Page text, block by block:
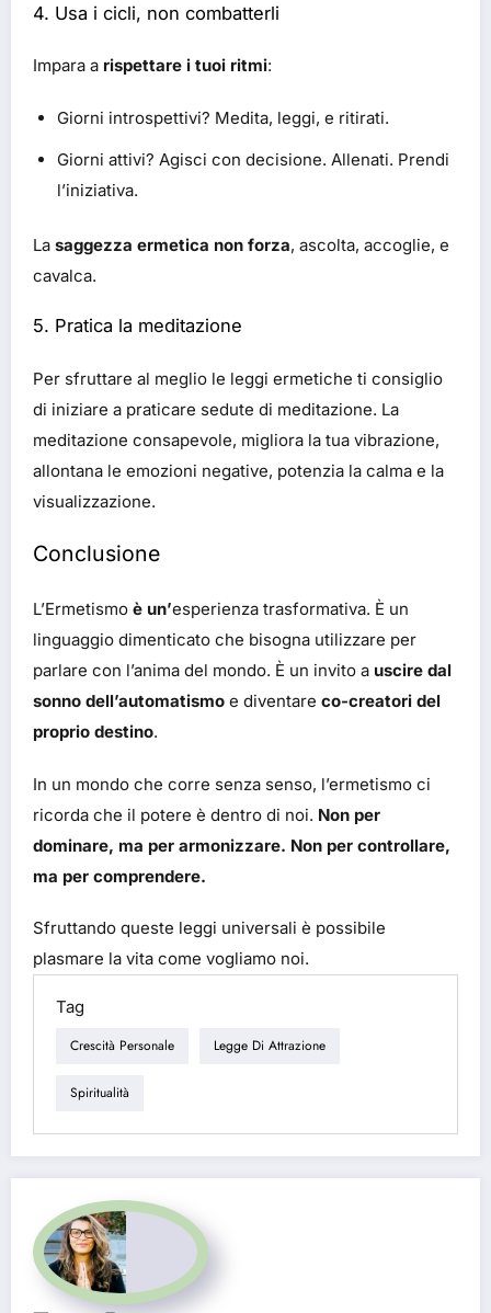
4. Usa i cicli, non combatterli
Impara a rispettare i tuoi ritmi:
Giorni introspettivi? Medita, leggi, e ritirati.
Giorni attivi? Agisci con decisione. Allenati. Prendi
l’iniziativa.
La saggezza ermetica non forza, ascolta, accoglie, e
cavalca.
5. Pratica la meditazione
Per sfruttare al meglio le leggi ermetiche ti consiglio
di iniziare a praticare sedute di meditazione. La
meditazione consapevole, migliora la tua vibrazione,
allontana le emozioni negative, potenzia la calma e la
visualizzazione.
Conclusione
L’Ermetismo è un’esperienza trasformativa. È un
linguaggio dimenticato che bisogna utilizzare per
parlare con l’anima del mondo. È un invito a uscire dal
sonno dell’automatismo e diventare co-creatori del
proprio destino.
In un mondo che corre senza senso, l’ermetismo ci
ricorda che il potere è dentro di noi. Non per
dominare, ma per armonizzare. Non per controllare,
ma per comprendere.
Sfruttando queste leggi universali è possibile
plasmare la vita come vogliamo noi.
Tag
Crescità Personale Legge Di Attrazione
Spiritualità